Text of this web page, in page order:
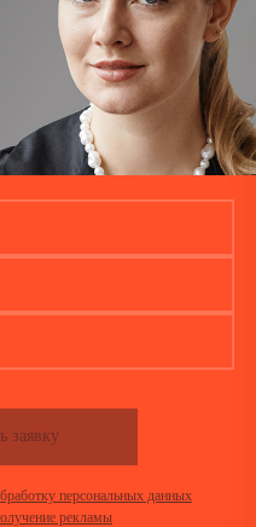
персональных данных
рекламы
заявку